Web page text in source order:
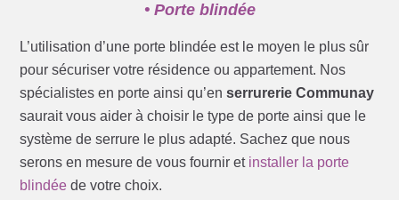
• Porte blindée
L’utilisation d’une porte blindée est le moyen le plus sûr
pour sécuriser votre résidence ou appartement. Nos
spécialistes en porte ainsi qu’enserrurerie Communay
saurait vous aider à choisir le type de porte ainsi que le
système de serrure le plus adapté. Sachez que nous
serons en mesure de vous fournir et installer la porte
blindée de votre choix.